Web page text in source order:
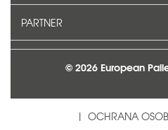
PARTNER
© 2026 European
OCHRANA